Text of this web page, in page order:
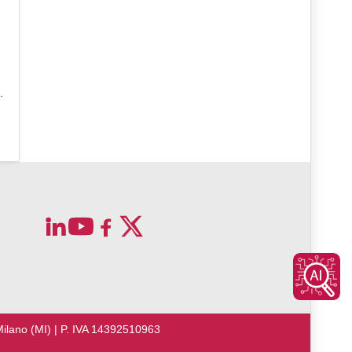
(MI) | P. IVA 14392510963